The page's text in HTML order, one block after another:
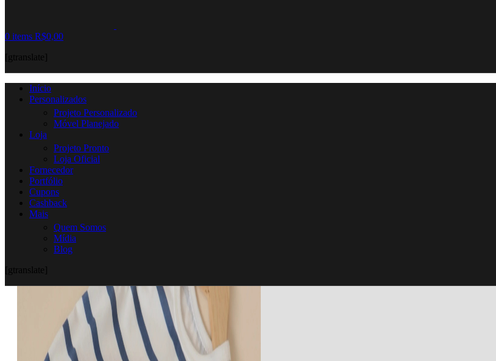
0 items R$0,00
[gtranslate]
Início
Personalizados
Projeto Personalizado
Móvel Planejado
Loja
Projeto Pronto
Loja Oficial
Fornecedor
Portfólio
Cupons
Cashback
Mais
Quem Somos
Mídia
Blog
[gtranslate]